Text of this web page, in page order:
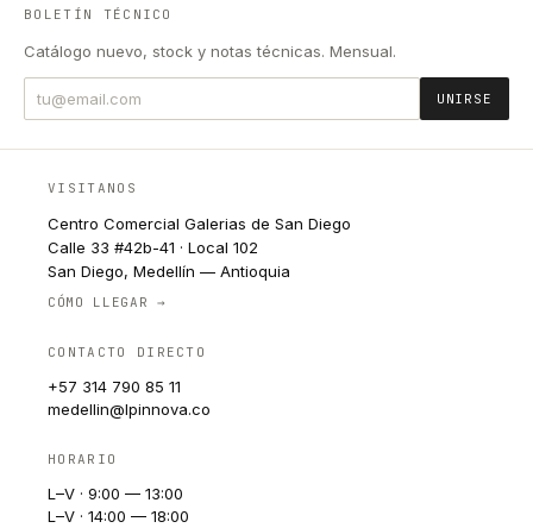
BOLETÍN TÉCNICO
Catálogo nuevo, stock y notas técnicas. Mensual.
UNIRSE
VISITANOS
Centro Comercial Galerias de San Diego
Calle 33 #42b-41 · Local 102
San Diego, Medellín — Antioquia
CÓMO LLEGAR →
CONTACTO DIRECTO
+57 314 790 85 11
medellin@lpinnova.co
HORARIO
L–V · 9:00 — 13:00
L–V · 14:00 — 18:00